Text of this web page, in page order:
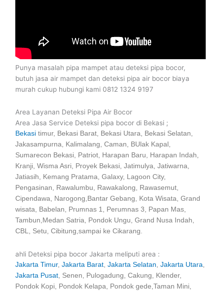
Punya masalah pipa mampet atau deteksi pipa bocor,
butuh jasa air mampet dan deteksi pipa air bocor biaya
murah cukup hubungi kami 0812 1324 9197
Area Layanan Deteksi Pipa Air Bocor
Area Jasa Service Deteksi pipa bocor di Bekasi ;
Bekasi timur, Bekasi Barat, Bekasi Utara, Bekasi Selatan,
Jakasampurna, Kalimalang, Caman, BUlak Kapal,
Sumarecon Bekasi, Patriot, Harapan Baru, Harapan Indah,
Kranji, Wisma Asri, Proyek Bekasi, Jatimulya, Jatiwarna,
Jatiasih, Kemang Pratama, Galaxy, Lagoon City,
Pengasinan, Rawalumbu, Rawakalong, Rawasemut,
Cipendawa, Narogong,Bantar Gebang, Kota Wisata, Grand
wisata, Babelan, Prumnas 1, Perumnas 3, Papan Mas,
Tambun,Medan Satria, Pondok Ungu, Grand Nusa Indah,
CBL, Setu, Cibitung,sampai ke Cikarang.
ahli Deteksi pipa bocor Jakarta meliputi area :
Jakarta Timur,Jakarta Barat ,Jakarta Selatan ,Jakarta Utara
Jakarta Pusat , Senen, Pulogadung, Cakung, Klender,
Pondok Kopi, Pondok Kelapa, Pondok gede,Taman Mini,